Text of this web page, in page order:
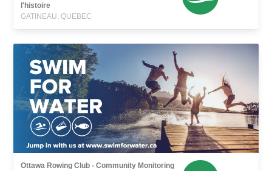
l'histoire
GATINEAU, QUEBEC
Ottawa Rowing Club - Community Monitoring